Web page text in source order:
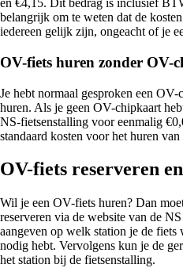
en €4,15. Dit bedrag is inclusief
belangrijk om te weten dat de
iedereen gelijk zijn, ongeacht of je
OV-fiets huren zonder OV-
Je hebt normaal gesproken een
huren. Als je geen OV-chipkaart
NS-fietsenstalling voor eenmalig
standaard kosten voor het huren
OV-fiets reserveren
Wil je een OV-fiets huren? Dan
reserveren via de website van de
aangeven op welk station je de fiets
nodig hebt. Vervolgens kun je de
het station bij de fietsenstalling.